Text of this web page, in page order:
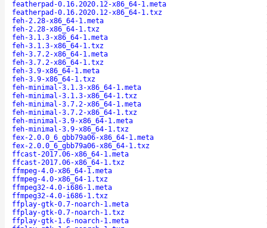
featherpad-0.16.2020.12-x86_64-1.meta
featherpad-0.16.2020.12-x86_64-1.txz
feh-2.28-x86_64-1.meta
feh-2.28-x86_64-1.txz
feh-3.1.3-x86_64-1.meta
feh-3.1.3-x86_64-1.txz
feh-3.7.2-x86_64-1.meta
feh-3.7.2-x86_64-1.txz
feh-3.9-x86_64-1.meta
feh-3.9-x86_64-1.txz
feh-minimal-3.1.3-x86_64-1.meta
feh-minimal-3.1.3-x86_64-1.txz
feh-minimal-3.7.2-x86_64-1.meta
feh-minimal-3.7.2-x86_64-1.txz
feh-minimal-3.9-x86_64-1.meta
feh-minimal-3.9-x86_64-1.txz
fex-2.0.0_6_gbb79a06-x86_64-1.meta
fex-2.0.0_6_gbb79a06-x86_64-1.txz
ffcast-2017.06-x86_64-1.meta
ffcast-2017.06-x86_64-1.txz
ffmpeg-4.0-x86_64-1.meta
ffmpeg-4.0-x86_64-1.txz
ffmpeg32-4.0-i686-1.meta
ffmpeg32-4.0-i686-1.txz
ffplay-gtk-0.7-noarch-1.meta
ffplay-gtk-0.7-noarch-1.txz
ffplay-gtk-1.6-noarch-1.meta